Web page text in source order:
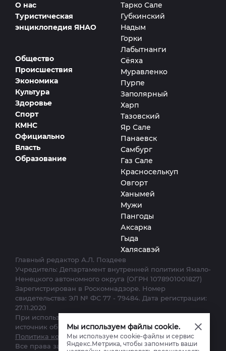
Мы используем файлы cookie.
Мы используем cookie-файлы и сервис
Яндекс.Метрика, чтобы запомнить ваши
Общество
Происшествия
Экономика
Культура
Здоровье
Спорт
КМНС
Официально
Власть
Образование
О нас
Туристическая
энциклопедия ЯНАО
Тарко Сале
Губкинский
Надым
Горки
Лабытнанги
Сёяха
Муравленко
Пурпе
Заполярный
Харп
Тазовский
Яр Сале
Панаевск
Самбург
Газ Сале
Красноселькуп
Овгорт
Ханымей
Мужи
Пангоды
Аксарка
Гыда
Халясавэй
Главный редактор А.Л. Поздеев
Учредитель: Департамент внутренней политики Ямало-
Ненецкого автономного округа (ОГРН 1078901001827)
Зарегистрирован в Роскомнадзоре. Номер
свидетельства: ЭЛ № ФС 77 - 79484. Дата регистрации:
27.11.2020
При использовании материалов сайта ссылка на
источник обязательна.
Политика конфиденциальности.
Все права защищены. © 2012–2025